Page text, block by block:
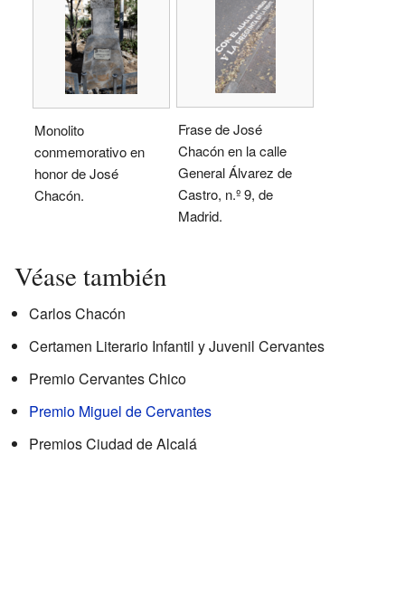
Monolito
conmemorativo en
honor de José
Chacón.
Frase de José
Chacón en la calle
General Álvarez de
Castro, n.º 9, de
Madrid.
Véase también
Carlos Chacón
Certamen Literario Infantil y Juvenil Cervantes
Premio Cervantes Chico
Premio Miguel de Cervantes
Premios Ciudad de Alcalá